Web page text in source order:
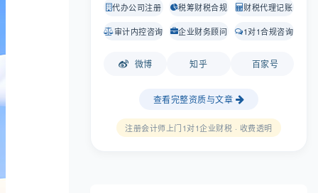
代办公司注册 税筹财税合规 财税代理记账
审计内控咨询 企业财务顾问 1对1合规咨询
微博 知乎 百家号
查看完整资质与文章
注册会计师上门1对1企业财税 · 收费透明